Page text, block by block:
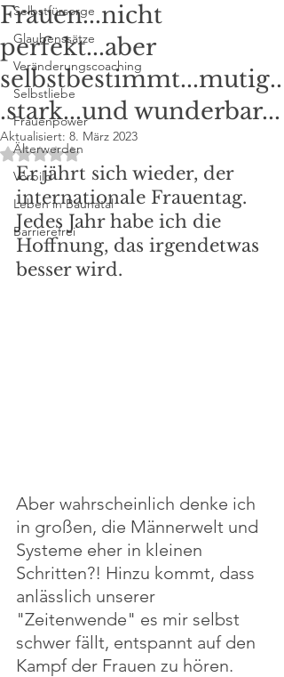
Selbstfürsorge
Glaubenssätze
Veränderungscoaching
Selbstliebe
Frauenpower
Älterwerden
Vorbild
Leben in Baunatal
Barrierefrei
Frauen...nicht
perfekt...aber
selbstbestimmt...mutig..
.stark...und wunderbar...
Aktualisiert: 8. März 2023
Mit NaN von 5 Sternen bewertet.
Er jährt sich wieder, der
internationale Frauentag.
Jedes Jahr habe ich die
Hoffnung, das irgendetwas
besser wird.
Aber wahrscheinlich denke ich
in großen, die Männerwelt und
Systeme eher in kleinen
Schritten?! Hinzu kommt, dass
anlässlich unserer
"Zeitenwende" es mir selbst
schwer fällt, entspannt auf den
Kampf der Frauen zu hören.